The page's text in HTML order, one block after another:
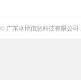
© 广东卓博信息科技有限公司